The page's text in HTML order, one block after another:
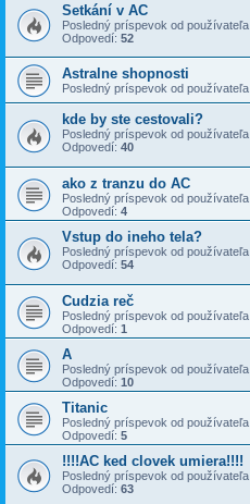
Setkání v AC
Posledný príspevok od používateľa
Odpovedí: 52
Astralne shopnosti
Posledný príspevok od používateľa
kde by ste cestovali?
Posledný príspevok od používateľa
Odpovedí: 40
ako z tranzu do AC
Posledný príspevok od používateľa
Odpovedí: 4
Vstup do ineho tela?
Posledný príspevok od používateľa
Odpovedí: 54
Cudzia reč
Posledný príspevok od používateľa
Odpovedí: 1
A
Posledný príspevok od používateľa
Odpovedí: 10
Titanic
Posledný príspevok od používateľa
Odpovedí: 5
!!!!AC ked clovek umiera!!!!
Posledný príspevok od používateľa
Odpovedí: 63